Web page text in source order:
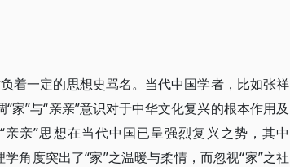
着一定的思想史骂名。当代中国学者，比如张祥
家”与“亲亲”意识对于中华文化复兴的根本作用及
亲”思想在当代中国已呈强烈复兴之势，其中
角度突出了“家”之温暖与柔情，而忽视“家”之社